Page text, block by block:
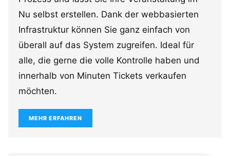
Nu selbst erstellen. Dank der webbasierten
Infrastruktur können Sie ganz einfach von
überall auf das System zugreifen. Ideal für
alle, die gerne die volle Kontrolle haben und
innerhalb von Minuten Tickets verkaufen
möchten.
MEHR ERFAHREN